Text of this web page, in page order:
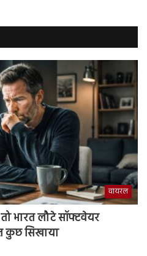
वायरल
भारत लौटे सॉफ्टवेयर
कुछ सिखाया